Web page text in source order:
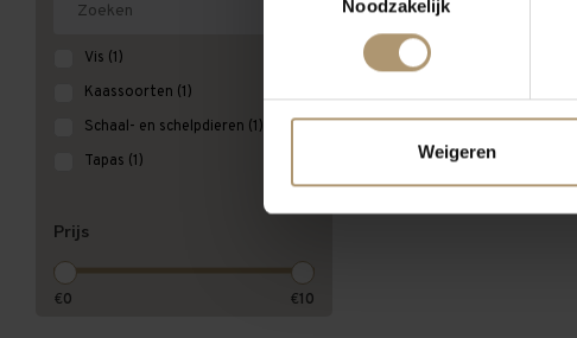
Noodzakelijk
Weigeren
Vis (1)
Kaassoorten (1)
Schaal- en schelpdieren (1)
Tapas (1)
Prijs
€0 €10
Meest bekeken